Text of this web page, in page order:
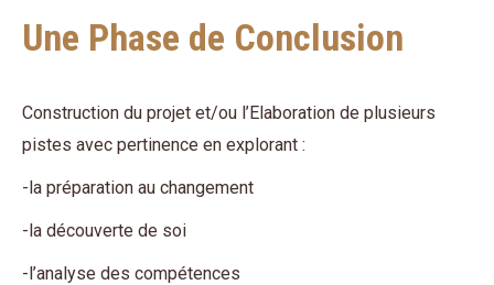
Une Phase de Conclusion
Construction du projet et/ou l’Elaboration de plusieurs
pistes avec pertinence en explorant :
-la préparation au changement
-la découverte de soi
-l’analyse des compétences